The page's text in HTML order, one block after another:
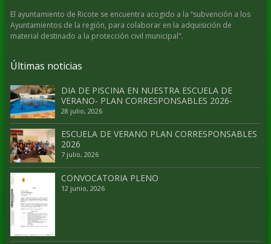
El ayuntamiento de Ricote se encuentra acogido a la “subvención a los
Ayuntamientos de la región, para colaborar en la adquisición de
material destinado a la protección civil municipal".
Últimas noticias
DIA DE PISCINA EN NUESTRA ESCUELA DE
VERANO- PLAN CORRESPONSABLES 2026-
28 julio, 2026
ESCUELA DE VERANO PLAN CORRESPONSABLES
2026
7 julio, 2026
CONVOCATORIA PLENO
12 junio, 2026